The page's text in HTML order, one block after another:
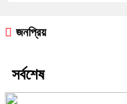
জনপ্রিয়
সর্বশেষ